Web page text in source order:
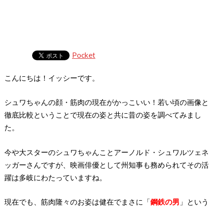
Pocket
こんにちは！イッシーです。
シュワちゃんの顔・筋肉の現在がかっこいい！若い頃の画像と
徹底比較ということで現在の姿と共に昔の姿を調べてみまし
た。
今や大スターのシュワちゃんことアーノルド・シュワルツェネ
ッガーさんですが、映画俳優として州知事も務められてその活
躍は多岐にわたっていますね。
現在でも、筋肉隆々のお姿は健在でまさに「鋼鉄の男 」という